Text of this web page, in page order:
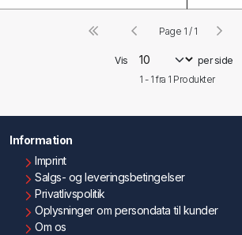
Vis
per side
1 - 1 fra 1 Produkter
Page 1 / 1
Information
Imprint
Salgs- og leveringsbetingelser
Privatlivspolitik
Oplysninger om persondata til kunder
Om os